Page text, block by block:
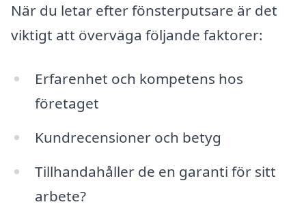
När du letar efter fönsterputsare är det
viktigt att överväga följande faktorer:
Erfarenhet och kompetens hos
företaget
Kundrecensioner och betyg
Tillhandahåller de en garanti för sitt
arbete?